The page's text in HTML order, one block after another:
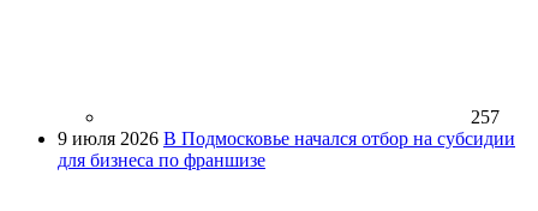
257
9 июля 2026 В Подмосковье начался отбор на субсидии
для бизнеса по франшизе